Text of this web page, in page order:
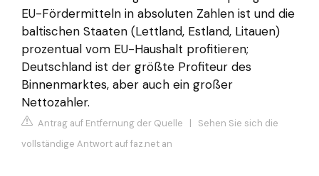
EU-Fördermitteln in absoluten Zahlen ist und die
baltischen Staaten (Lettland, Estland, Litauen)
prozentual vom EU-Haushalt profitieren;
Deutschland ist der größte Profiteur des
Binnenmarktes, aber auch ein großer
Nettozahler.
Antrag auf Entfernung der Quelle | Sehen Sie sich die
vollständige Antwort auf faz.net an